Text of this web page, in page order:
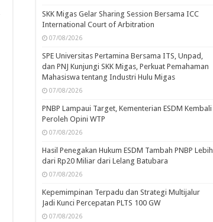
SKK Migas Gelar Sharing Session Bersama ICC
International Court of Arbitration
07/08/2026
SPE Universitas Pertamina Bersama ITS, Unpad,
dan PNJ Kunjungi SKK Migas, Perkuat Pemahaman
Mahasiswa tentang Industri Hulu Migas
07/08/2026
PNBP Lampaui Target, Kementerian ESDM Kembali
Peroleh Opini WTP
07/08/2026
Hasil Penegakan Hukum ESDM Tambah PNBP Lebih
dari Rp20 Miliar dari Lelang Batubara
07/08/2026
Kepemimpinan Terpadu dan Strategi Multijalur
Jadi Kunci Percepatan PLTS 100 GW
07/08/2026